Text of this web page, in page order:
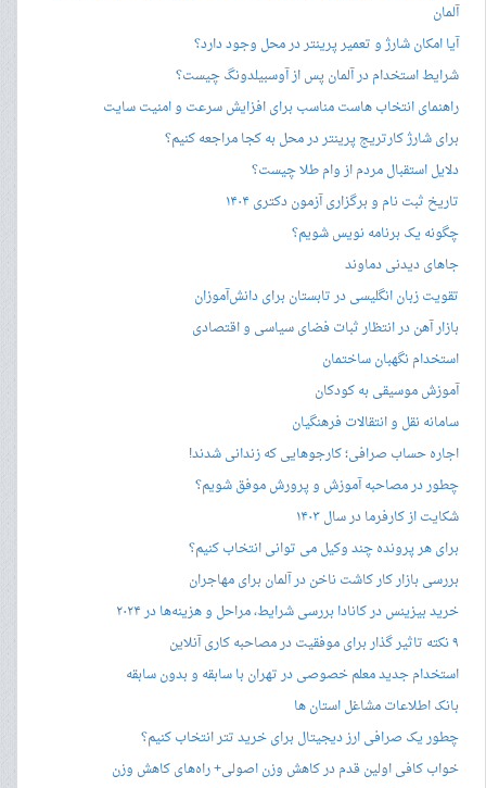
آلمان
آیا امکان شارژ و تعمیر پرینتر در محل وجود دارد؟
شرایط استخدام در آلمان پس از آوسبیلدونگ چیست؟
راهنمای انتخاب هاست مناسب برای افزایش سرعت و امنیت سایت
برای شارژ کارتریج پرینتر در محل به کجا مراجعه کنیم؟
دلایل استقبال مردم از وام طلا چیست؟
تاریخ ثبت نام و برگزاری آزمون دکتری ۱۴۰۴
چگونه یک برنامه نویس شویم؟
جاهای دیدنی دماوند
تقویت زبان انگلیسی در تابستان برای دانش‌آموزان
بازار آهن در انتظار ثبات فضای سیاسی و اقتصادی
استخدام نگهبان ساختمان
آموزش موسیقی به کودکان
سامانه نقل و انتقالات فرهنگیان
اجاره حساب صرافی؛ کارجوهایی که زندانی شدند!
چطور در مصاحبه‌ آموزش و پرورش موفق شویم؟
شکایت از کارفرما در سال ۱۴۰۳
برای هر پرونده چند وکیل می توانی انتخاب کنیم؟
بررسی بازار کار کاشت ناخن در آلمان برای مهاجران
خرید بیزینس در کانادا بررسی شرایط، مراحل و هزینه‌ها در ۲۰۲۴
۹ نکته تاثیر گذار برای موفقیت در مصاحبه کاری آنلاین
استخدام جدید معلم خصوصی در تهران با سابقه و بدون سابقه
بانک اطلاعات مشاغل استان ها
چطور یک صرافی ارز دیجیتال برای خرید تتر انتخاب کنیم؟
خواب کافی اولین قدم در کاهش وزن اصولی+ راه‌های کاهش وزن